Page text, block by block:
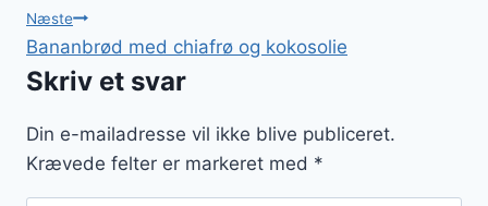
Næste
Bananbrød med chiafrø og kokosolie
Skriv et svar
Din e-mailadresse vil ikke blive publiceret.
Krævede felter er markeret med *